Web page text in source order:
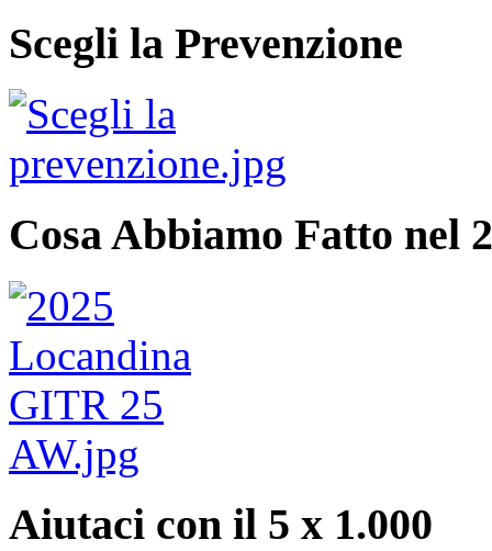
Scegli la Prevenzione
Cosa Abbiamo Fatto nel
Aiutaci con il 5 x 1.000